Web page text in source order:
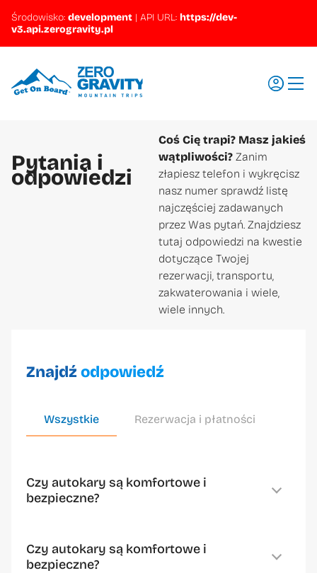
Środowisko: development | API URL: https://dev-
v3.api.zerogravity.pl
Wyjazdy
Regiony
Szkolenia
Promocje
Aktualności
Pytania i odpowiedzi
Ubezpieczenia
+48 22 648 29 30
Pytania i
odpowiedzi
Coś Cię trapi? Masz jakieś
wątpliwości? Zanim
złapiesz telefon i wykręcisz
nasz numer sprawdź listę
najczęściej zadawanych
przez Was pytań. Znajdziesz
tutaj odpowiedzi na kwestie
dotyczące Twojej
rezerwacji, transportu,
zakwaterowania i wiele,
wiele innych.
Znajdź odpowiedź
Wszystkie Rezerwacja i płatności
Czy autokary są komfortowe i
bezpieczne?
Czy autokary są komfortowe i
bezpieczne?